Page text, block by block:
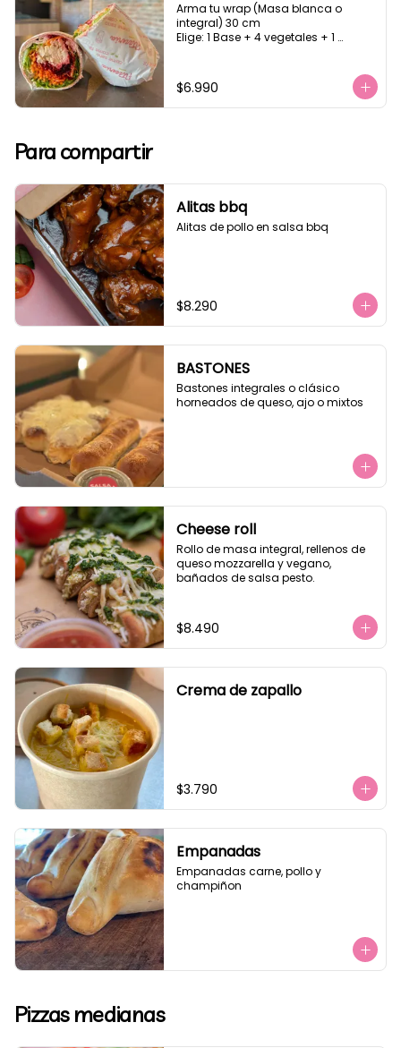
Arma tu wrap (Masa blanca o
integral) 30 cm
Elige: 1 Base + 4 vegetales + 1
$6.990
Para compartir
Alitas bbq
Alitas de pollo en salsa bbq
$8.290
BASTONES
Bastones integrales o clásico
horneados de queso, ajo o mixtos
Cheese roll
Rollo de masa integral, rellenos de
queso mozzarella y vegano,
bañados de salsa pesto.
$8.490
Crema de zapallo
$3.790
Empanadas
Empanadas carne, pollo y
champiñon
Pizzas medianas